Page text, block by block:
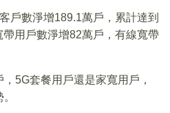
戶數淨增189.1萬戶，累計達到
用戶數淨增82萬戶，有線寬帶
5G套餐用戶還是家寬用戶，